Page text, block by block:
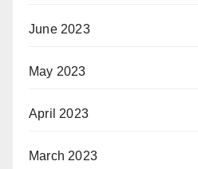
June 2023
May 2023
April 2023
March 2023